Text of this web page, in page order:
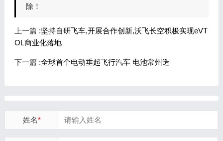
除！
上一篇 :坚持自研飞车,开展合作创新,沃飞长空积极实现eVT
OL商业化落地
下一篇 :全球首个电动垂起飞行汽车 电池常州造
姓名*